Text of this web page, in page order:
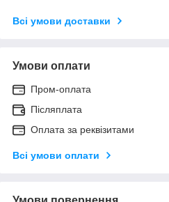
Всі умови доставки
Умови оплати
Пром-оплата
Післяплата
Оплата за реквізитами
Всі умови оплати